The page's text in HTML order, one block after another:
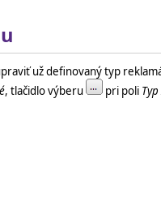
už definovaný typ
, tlačidlo výberu pri poli